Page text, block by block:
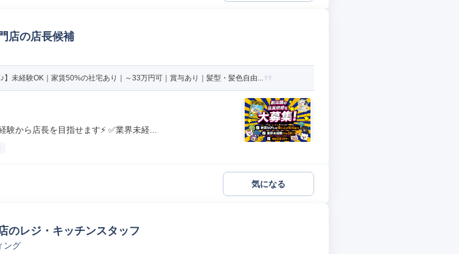
店の店長候補
】未経験OK｜家賃50%の社宅あり｜～33万円可｜賞与あり｜髪型・髪色自由...
験から店長を目指せます⚡️ ✅️業界未経...
気になる
のレジ・キッチンスタッフ
ング